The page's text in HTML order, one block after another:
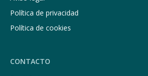
Política de privacidad
Política de cookies
CONTACTO